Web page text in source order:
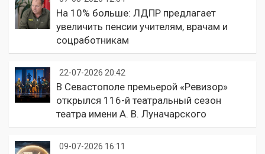
На 10% больше: ЛДПР предлагает
увеличить пенсии учителям, врачам и
соцработникам
22-07-2026 20:42
В Севастополе премьерой «Ревизор»
открылся 116-й театральный сезон
театра имени А. В. Луначарского
09-07-2026 16:11